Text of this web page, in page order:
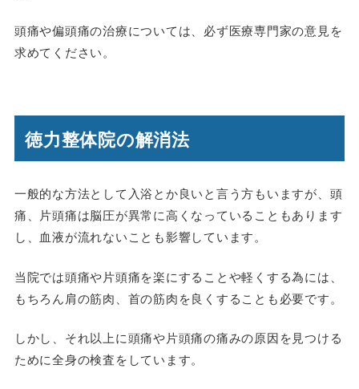
頭痛や偏頭痛の治療については、必ず医療専門家の意見を
求めてください。
徳力整体院の解消法
一般的な方法として入浴とか良いと言う方もいますが、頭
痛、片頭痛は脳圧が異常に高くなっていることもあります
し、血液が流れないことも影響しています。
当院では頭痛や片頭痛を楽にすることや軽くする為には、
もちろん肩の筋肉、首の筋肉を良くすることも必要です。
しかし、それ以上に頭痛や片頭痛の痛みの原因を見つける
ために全身の検査をしています。